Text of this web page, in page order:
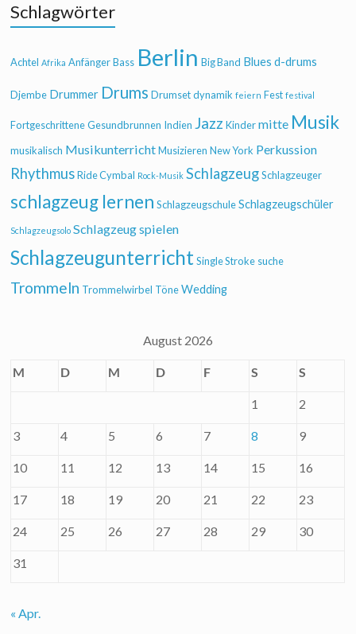
Schlagwörter
Achtel Afrika Anfänger Bass Berlin Big Band Blues d-drums
Djembe Drummer Drums Drumset dynamik feiern Fest festival
Fortgeschrittene Gesundbrunnen Indien Jazz Kinder mitte Musik
musikalisch Musikunterricht Musizieren New York Perkussion
Rhythmus Ride Cymbal Rock-Musik Schlagzeug Schlagzeuger
schlagzeug lernen Schlagzeugschule Schlagzeugschüler
Schlagzeugsolo Schlagzeug spielen
Schlagzeugunterricht Single Stroke suche
Trommeln Trommelwirbel Töne Wedding
August 2026
M D M D F S S
1 2
3 4 5 6 7 8 9
10 11 12 13 14 15 16
17 18 19 20 21 22 23
24 25 26 27 28 29 30
31
« Apr.